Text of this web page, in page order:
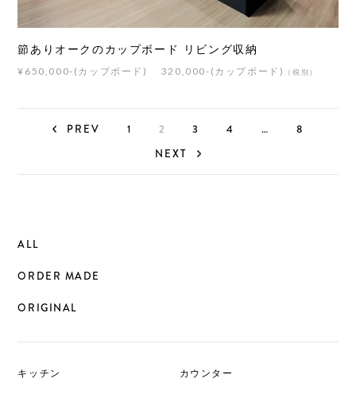
節ありオークのカップボード リビング収納
¥650,000-(カップボード) 320,000-(カップボード) （税別）
PREV 1 2 3 4 …
8
NEXT
ALL
ORDER MADE
ORIGINAL
キッチン カウンター